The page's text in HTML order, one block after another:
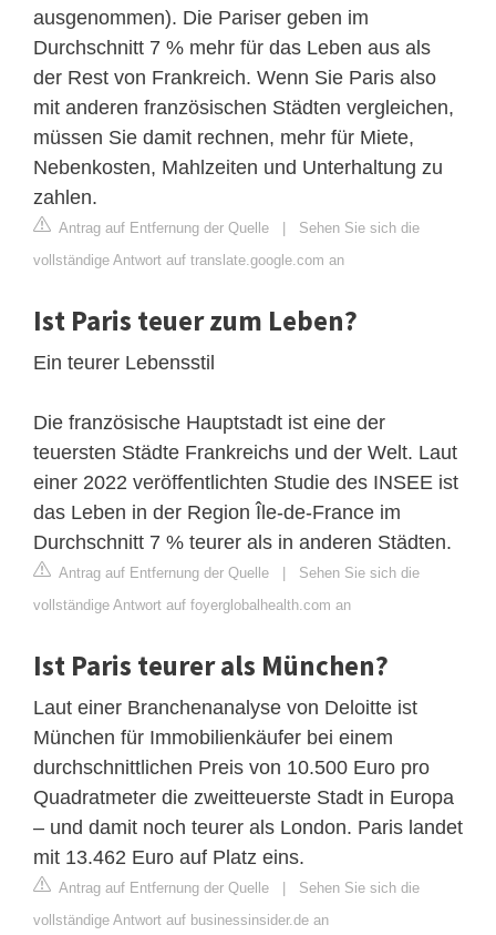
ausgenommen). Die Pariser geben im
Durchschnitt 7 % mehr für das Leben aus als
der Rest von Frankreich. Wenn Sie Paris also
mit anderen französischen Städten vergleichen,
müssen Sie damit rechnen, mehr für Miete,
Nebenkosten, Mahlzeiten und Unterhaltung zu
zahlen.
Antrag auf Entfernung der Quelle | Sehen Sie sich die
vollständige Antwort auf translate.google.com an
Ist Paris teuer zum Leben?
Ein teurer Lebensstil
Die französische Hauptstadt ist eine der
teuersten Städte Frankreichs und der Welt. Laut
einer 2022 veröffentlichten Studie des INSEE ist
das Leben in der Region Île-de-France im
Durchschnitt 7 % teurer als in anderen Städten.
Antrag auf Entfernung der Quelle | Sehen Sie sich die
vollständige Antwort auf foyerglobalhealth.com an
Ist Paris teurer als München?
Laut einer Branchenanalyse von Deloitte ist
München für Immobilienkäufer bei einem
durchschnittlichen Preis von 10.500 Euro pro
Quadratmeter die zweitteuerste Stadt in Europa
– und damit noch teurer als London. Paris landet
mit 13.462 Euro auf Platz eins.
Antrag auf Entfernung der Quelle | Sehen Sie sich die
vollständige Antwort auf businessinsider.de an